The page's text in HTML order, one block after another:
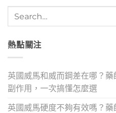
熱點關注
英國威馬和威而鋼差在哪？
副作用，一次搞懂怎麼選
英國威馬硬度不夠有效嗎？